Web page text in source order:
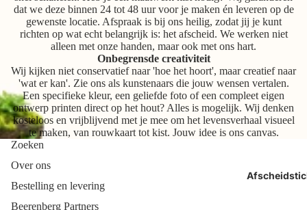
dat we deze binnen 24 tot 48 uur voor je maken én leveren op de
gewenste locatie. Afspraak is bij ons heilig, zodat jij je kunt
richten op wat echt belangrijk is: het afscheid. We werken niet
alleen met onze handen, maar ook met ons hart.
Onbegrensde creativiteit
Wij kijken niet conservatief naar 'hoe het hoort', maar creatief naar
'wat er kan'. Zie ons als kunstenaars die jouw wensen vertalen.
Een specifieke kleur, een geliefde foto of een compleet eigen
ontwerp printen direct op het hout? Alles is mogelijk. Wij denken
kosteloos en vrijblijvend met je mee om het levensverhaal visueel
te maken, van rouwkaart tot kist. Jouw idee is ons canvas.
Zoeken
Over ons
Bestelling en levering
Beerenberg Partners